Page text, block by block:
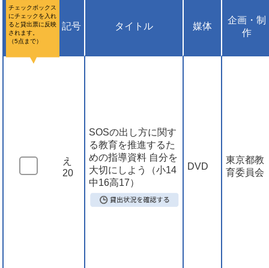
チェックボックス
にチェックを入れ
ると貸出票に反映
されます。
（5点まで）
記号 タイトル 媒体
企画・制
作
え
20
SOSの出し方に関す
る教育を推進するた
めの指導資料 自分を
大切にしよう（小14
中16高17）
DVD
東京都教
育委員会